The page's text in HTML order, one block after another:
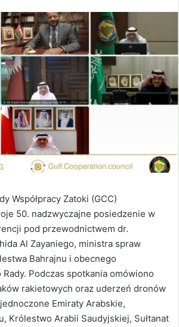
Współpracy Zatoki (GCC)
50. nadzwyczajne posiedzenie w
pod przewodnictwem dr.
Al Zayaniego, ministra spraw
Bahrajnu i obecnego
Podczas spotkania omówiono
rakietowych oraz uderzeń dronów
Emiraty Arabskie,
Królestwo Arabii Saudyjskiej, Sułtanat